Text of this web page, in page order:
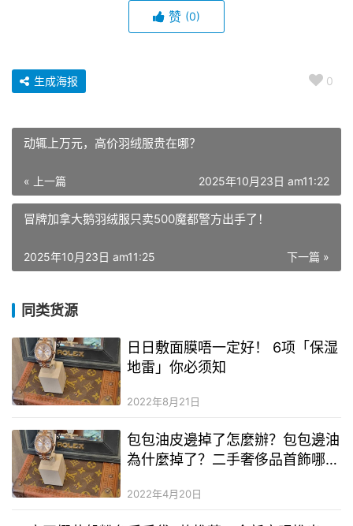
赞 (0)
0
生成海报
动辄上万元，高价羽绒服贵在哪？
« 上一篇 2025年10月23日 am11:22
冒牌加拿大鹅羽绒服只卖500魔都警方出手了！
下一篇 »
2025年10月23日 am11:25
同类货源
日日敷面膜唔一定好！ 6项「保湿
地雷」你必须知
2022年8月21日
包包油皮邊掉了怎麼辦？包包邊油
為什麼掉了？二手奢侈品首飾哪裡
2022年4月20日